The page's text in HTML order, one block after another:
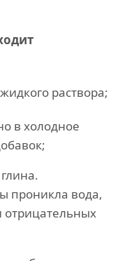
раствора;
в холодное
проникла вода,
отрицательных